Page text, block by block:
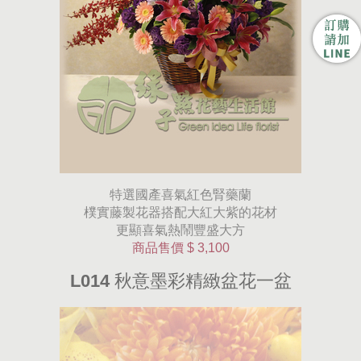
特選國產喜氣紅色腎藥蘭
樸實藤製花器搭配大紅大紫的花材
更顯喜氣熱鬧豐盛大方
商品售價 $ 3,100
L014 秋意墨彩精緻盆花一盆